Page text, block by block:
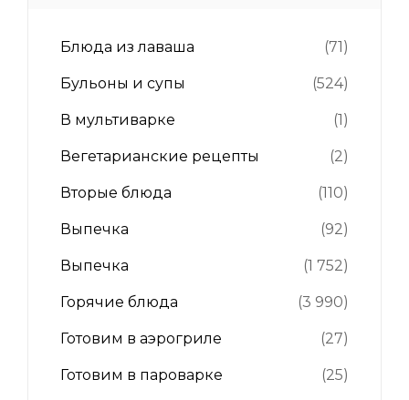
Блюда из лаваша (71)
Бульоны и супы (524)
В мультиварке (1)
Вегетарианские рецепты (2)
Вторые блюда (110)
Выпечка (92)
Выпечка (1 752)
Горячие блюда (3 990)
Готовим в аэрогриле (27)
Готовим в пароварке (25)